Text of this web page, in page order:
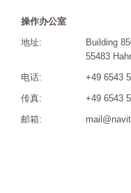
操作办公室
地址:
Building
55483
电话:
+49 6543
传真:
+49 6543
邮箱: